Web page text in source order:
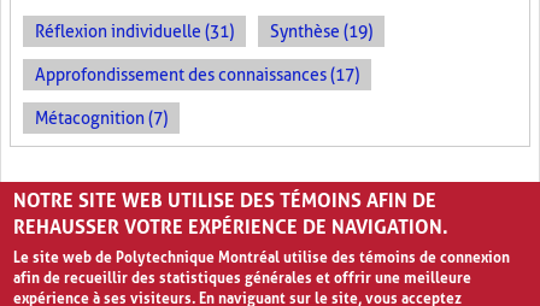
Réflexion individuelle (31) Synthèse (19)
Approfondissement des connaissances (17)
Métacognition (7)
PAGES
« ‹ 1 2 3
NOTRE SITE WEB UTILISE DES TÉMOINS AFIN DE
REHAUSSER VOTRE EXPÉRIENCE DE NAVIGATION.
Le site web de Polytechnique Montréal utilise des témoins de connexion
afin de recueillir des statistiques générales et offrir une meilleure
expérience à ses visiteurs. En naviguant sur le site, vous acceptez